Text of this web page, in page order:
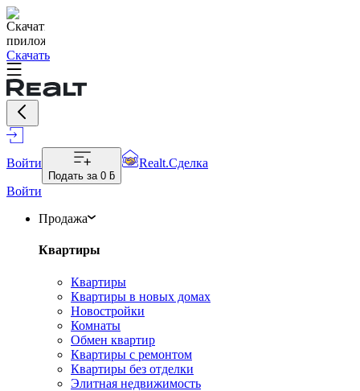
Скачать
Войти
Подать за 0 ƃ
Realt.Сделка
Войти
Продажа
Квартиры
Квартиры
Квартиры в новых домах
Новостройки
Комнаты
Обмен квартир
Квартиры с ремонтом
Квартиры без отделки
Элитная недвижимость